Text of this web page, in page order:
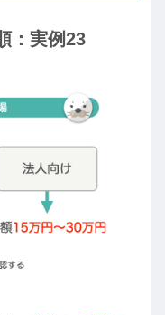
：実例23